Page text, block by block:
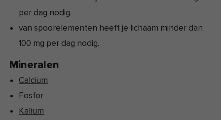
per dag nodig.
van spoorelementen heeft je lichaam minder dan
100 mg per dag nodig.
Mineralen
Calcium
Fosfor
Kalium